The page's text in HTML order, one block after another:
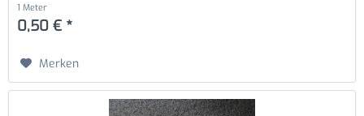
1 Meter
0,50 € *
Merken